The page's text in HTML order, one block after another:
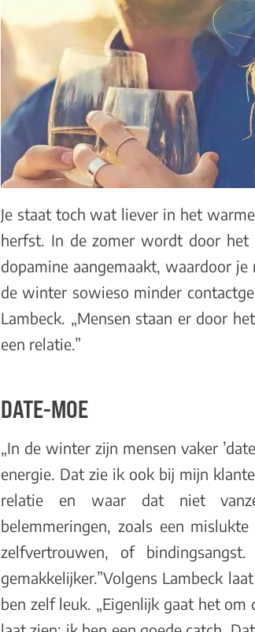
Je staat toch wat liever in het
herfst. In de zomer wordt door het
dopamine aangemaakt, waardoor
de winter sowieso minder
Lambeck. „Mensen staan er door
een relatie.”
DATE-MOE
„In de winter zijn mensen vaker
energie. Dat zie ik ook bij mijn
relatie en waar dat niet
belemmeringen, zoals een
zelfvertrouwen, of
gemakkelijker.”Volgens Lambeck
ben zelf leuk. „Eigenlijk gaat het